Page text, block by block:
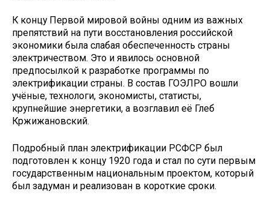
К концу Первой мировой войны одним из важных
препятствий на пути восстановления российской
экономики была слабая обеспеченность страны
электричеством. Это и явилось основной
предпосылкой к разработке программы по
электрификации страны. В состав ГОЭЛРО вошли
учёные, технологи, экономисты, статисты,
крупнейшие энергетики, а возглавил её Глеб
Кржижановский.
Подробный план электрификации РСФСР был
подготовлен к концу 1920 года и стал по сути первым
государственным национальным проектом, который
был задуман и реализован в короткие сроки.